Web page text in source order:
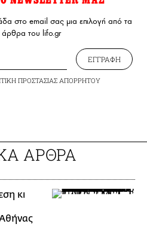
στο email σας μια επιλογή από τα
άρθρα του lifo.gr
ΕΓΓΡΑΦΗ
ΠΡΟΣΤΑΣΙΑΣ ΑΠΟΡΡΗΤΟΥ
ΑΡΘΡΑ
κι